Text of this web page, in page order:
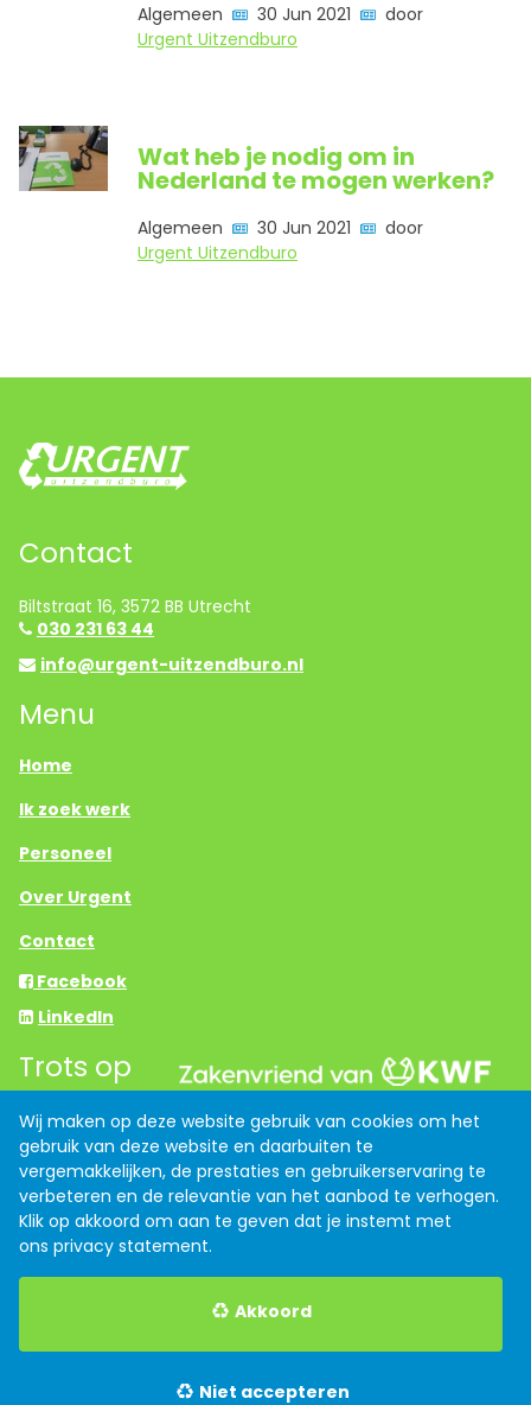
Algemeen 30 Jun 2021
door
Urgent Uitzendburo
Wat heb je nodig om in
Nederland te mogen werken?
Algemeen 30 Jun 2021
door
Urgent Uitzendburo
Contact
Biltstraat 16, 3572 BB Utrecht
030 231 63 44
info@urgent-uitzendburo.nl
Menu
Home
Ik zoek werk
Personeel
Over Urgent
Contact
Facebook
LinkedIn
Trots op
Links
Anti discriminatiebeleid
Algemene voorwaarden
Privacy verklaring
Wij maken op deze website gebruik van cookies om het
gebruik van deze website en daarbuiten te
vergemakkelijken, de prestaties en gebruikerservaring te
verbeteren en de relevantie van het aanbod te verhogen.
Klik op akkoord om aan te geven dat je instemt met
ons privacy statement.
Akkoord
Niet accepteren